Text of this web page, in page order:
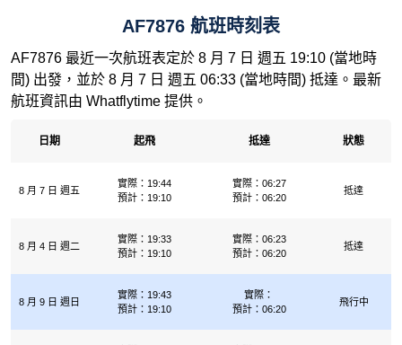
AF7876 航班時刻表
AF7876 最近一次航班表定於 8 月 7 日 週五 19:10 (當地時
間) 出發，並於 8 月 7 日 週五 06:33 (當地時間) 抵達。最新
航班資訊由 Whatflytime 提供。
日期 起飛 抵達 狀態
8 月 7 日 週五
實際：19:44
預計：19:10
實際：06:27
預計：06:20
抵達
8 月 4 日 週二
實際：19:33
預計：19:10
實際：06:23
預計：06:20
抵達
8 月 9 日 週日
實際：19:43
預計：19:10
實際：
預計：06:20
飛行中